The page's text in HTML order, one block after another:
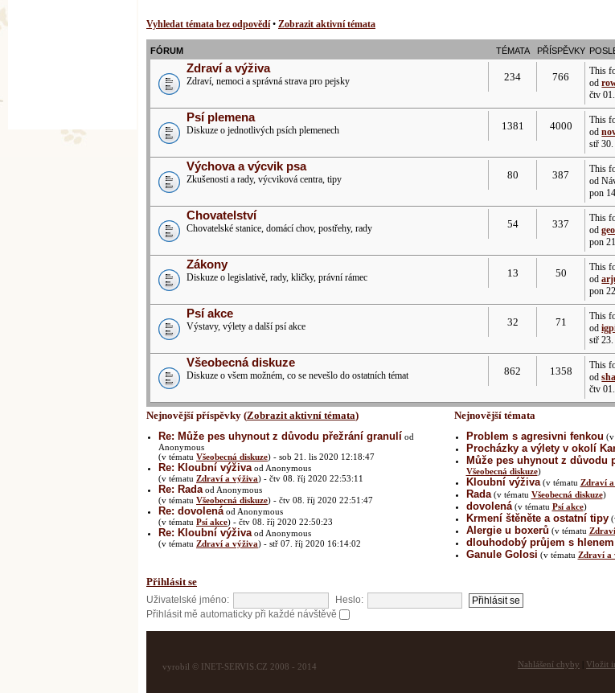
Vyhledat témata bez odpovědí• Zobrazit aktivní témata
FÓRUM TÉMATA PŘÍSPĚVKY
Zdraví a výživa
Zdraví, nemoci a správná strava pro pejsky 234 766
This
od
čtv
Psí plemena
Diskuze o jednotlivých psích plemenech 1381 4000
This
od
stř
Výchova a výcvik psa
Zkušenosti a rady, výcviková centra, tipy 80 387
This
od
pon
Chovatelství
Chovatelské stanice, domácí chov, postřehy, rady 54 337
This
od
pon
Zákony
Diskuze o legislativě, rady, kličky, právní rámec 13 50
This
od
pon
Psí akce
Výstavy, výlety a další psí akce 32 71
This
od
stř
Všeobecná diskuze
Diskuze o všem možném, co se nevešlo do ostatních témat 862 1358
This
od
čtv
Nejnovější příspěvky (Zobrazit aktivní témata)
Re: Může pes uhynout z důvodu přežrání granulí od
Anonymous
(v tématu Všeobecná diskuze) - sob 21. lis 2020 12:18:47
Re: Kloubní výživa od Anonymous
(v tématu Zdraví a výživa) - čtv 08. říj 2020 22:53:11
Re: Rada od Anonymous
(v tématu Všeobecná diskuze) - čtv 08. říj 2020 22:51:47
Re: dovolená od Anonymous
(v tématu Psí akce) - čtv 08. říj 2020 22:50:23
Re: Kloubní výživa od Anonymous
(v tématu Zdraví a výživa) - stř 07. říj 2020 16:14:02
Nejnovější témata
Problem s agresivni fenkou (v
Procházky a výlety v okolí
Může pes uhynout z důvodu
Všeobecná diskuze)
Kloubní výživa(v tématu Zdraví
Rada(v tématu Všeobecná diskuze)
dovolená(v tématu Psí akce)
Krmení štěněte a ostatní tipy
Alergie u boxerů (v tématu
dlouhodobý průjem s hlenem
Ganule Golosi (v tématu Zdraví a
Přihlásit se
Uživatelské jméno:
Heslo:
Přihlásit mě automaticky při každé návštěvě
vyrobil © INET-SERVIS.CZ 2008 - 2014 Nahlášení chyby Vložit